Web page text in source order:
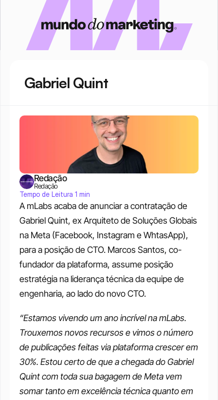
Gabriel Quint
A mLabs acaba de anunciar a contratação de
Gabriel Quint, ex Arquiteto de Soluções Globais
na Meta (Facebook, Instagram e WhtasApp),
para a posição de CTO. Marcos Santos, co-
fundador da plataforma, assume posição
estratégia na liderança técnica da equipe de
engenharia, ao lado do novo CTO.
“Estamos vivendo um ano incrível na mLabs.
Trouxemos novos recursos e vimos o número
de publicações feitas via plataforma crescer em
30%. Estou certo de que a chegada do Gabriel
Quint com toda sua bagagem de Meta vem
somar tanto em excelência técnica quanto em
Redação
Redação
Tempo de Leitura 1 min